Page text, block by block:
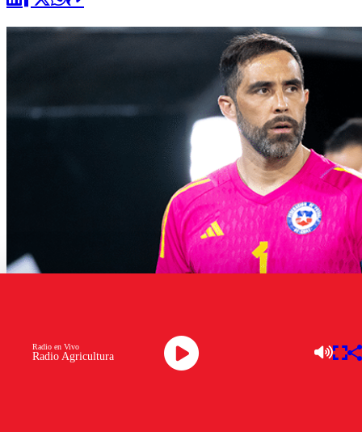
Radio Agricultura
Radio en Vivo